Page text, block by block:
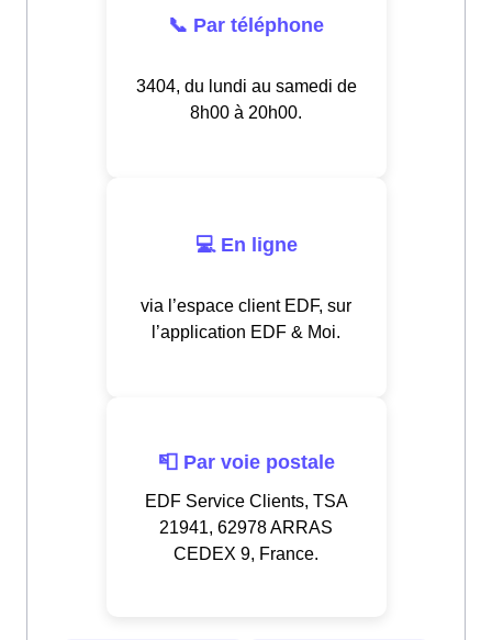
📞 Par téléphone
3404, du lundi au samedi de
8h00 à 20h00.
💻 En ligne
via l’espace client EDF, sur
l’application EDF & Moi.
📮 Par voie postale
EDF Service Clients, TSA
21941, 62978 ARRAS
CEDEX 9, France.